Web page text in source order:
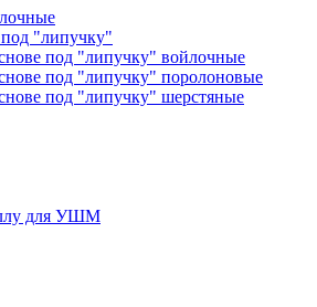
"липучку"
под "липучку" войлочные
под "липучку" поролоновые
под "липучку" шерстяные
для УШМ